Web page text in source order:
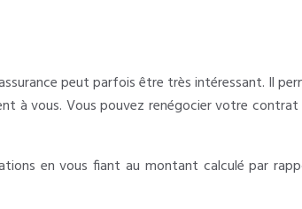
peut parfois être très intéressant. Il
à vous. Vous pouvez renégocier votre
en vous fiant au montant calculé par